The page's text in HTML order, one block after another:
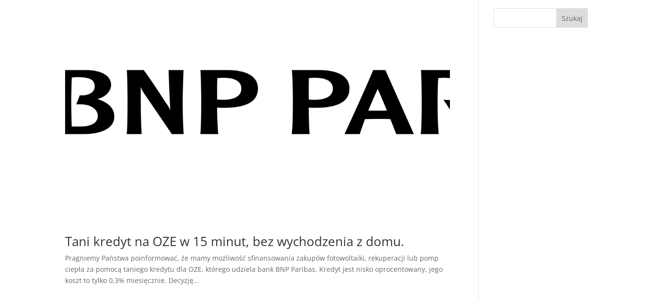
Tani kredyt na OZE w 15 minut, bez wychodzenia z domu.
Pragniemy Państwa poinformować, że mamy możliwość sfinansowania zakupów fotowoltaiki, rekuperacji lub pomp
ciepła za pomocą taniego kredytu dla OZE, którego udziela bank BNP Paribas. Kredyt jest nisko oprocentowany, jego
koszt to tylko 0,3% miesięcznie. Decyzję...